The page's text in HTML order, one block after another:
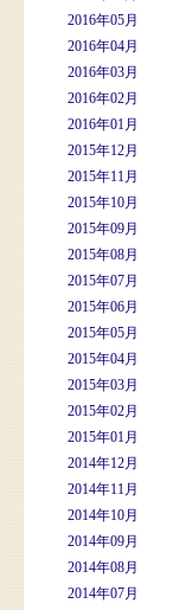
2016年05月
2016年04月
2016年03月
2016年02月
2016年01月
2015年12月
2015年11月
2015年10月
2015年09月
2015年08月
2015年07月
2015年06月
2015年05月
2015年04月
2015年03月
2015年02月
2015年01月
2014年12月
2014年11月
2014年10月
2014年09月
2014年08月
2014年07月